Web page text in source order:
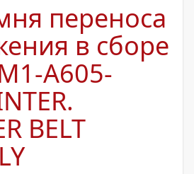
переноса
в сборе
A605-
BELT